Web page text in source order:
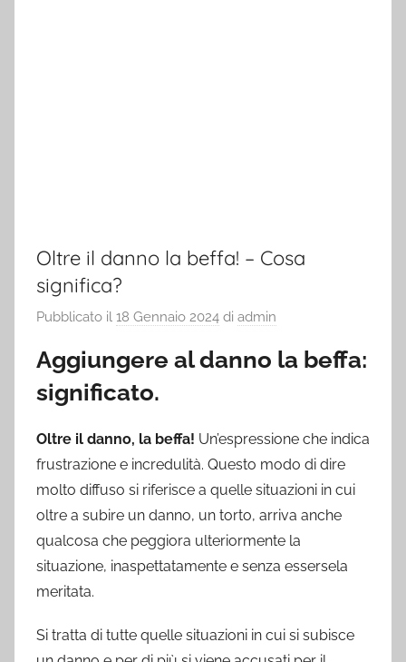
Oltre il danno la beffa! – Cosa
significa?
Pubblicato il 18 Gennaio 2024 di admin
Aggiungere al danno la beffa:
significato.
Oltre il danno, la beffa! Un’espressione che indica
frustrazione e incredulità. Questo modo di dire
molto diffuso si riferisce a quelle situazioni in cui
oltre a subire un danno, un torto, arriva anche
qualcosa che peggiora ulteriormente la
situazione, inaspettatamente e senza essersela
meritata.
Si tratta di tutte quelle situazioni in cui si subisce